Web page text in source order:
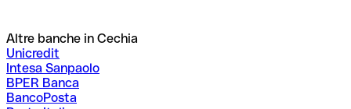
Altre banche in Cechia
Unicredit
Intesa Sanpaolo
BPER Banca
BancoPosta